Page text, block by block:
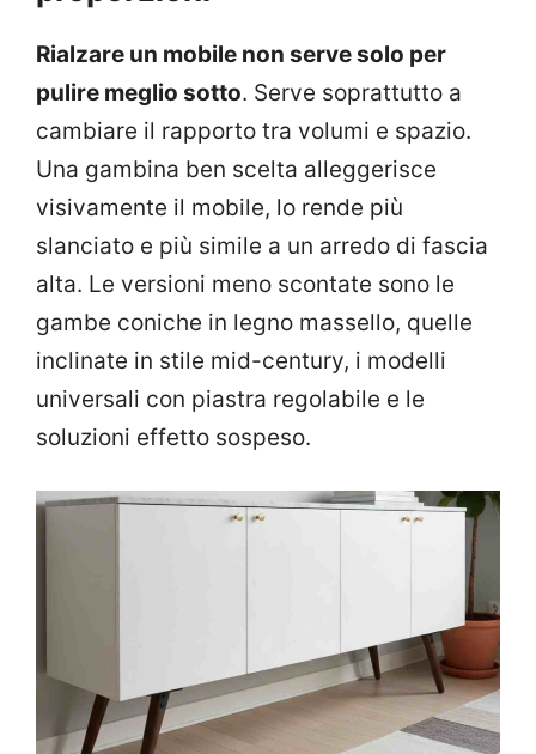
Rialzare un mobile non serve solo per
pulire meglio sotto. Serve soprattutto a
cambiare il rapporto tra volumi e spazio.
Una gambina ben scelta alleggerisce
visivamente il mobile, lo rende più
slanciato e più simile a un arredo di fascia
alta. Le versioni meno scontate sono le
gambe coniche in legno massello, quelle
inclinate in stile mid-century, i modelli
universali con piastra regolabile e le
soluzioni effetto sospeso.